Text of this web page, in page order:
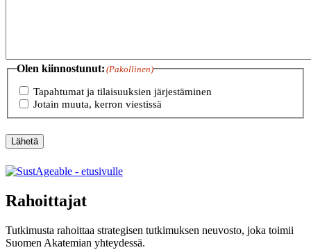
Olen kiinnostunut: (Pakollinen)
Tapahtumat ja tilaisuuksien järjestäminen
Jotain muuta, kerron viestissä
Lähetä
Rahoittajat
Tutkimusta rahoittaa strategisen tutkimuksen neuvosto, joka toimii
Suomen Akatemian yhteydessä.